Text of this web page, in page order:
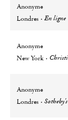
Anonyme
Ville
Londres
Lieu En ligne
Anonyme
Ville
New York
Lieu
Anonyme
Ville
Londres
Lieu Sotheby's